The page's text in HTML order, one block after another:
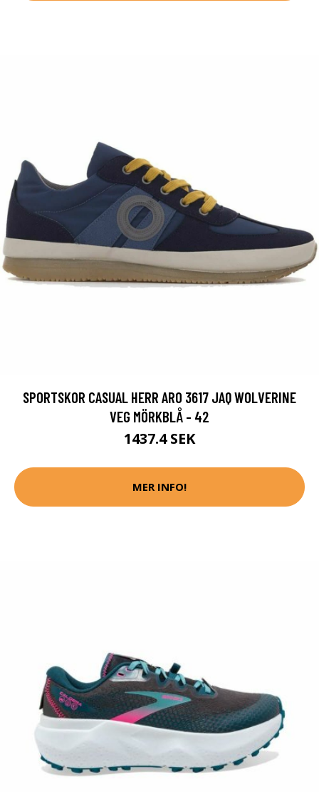
SPORTSKOR CASUAL HERR ARO 3617 JAQ WOLVERINE
VEG MÖRKBLÅ - 42
1437.4 SEK
MER INFO!